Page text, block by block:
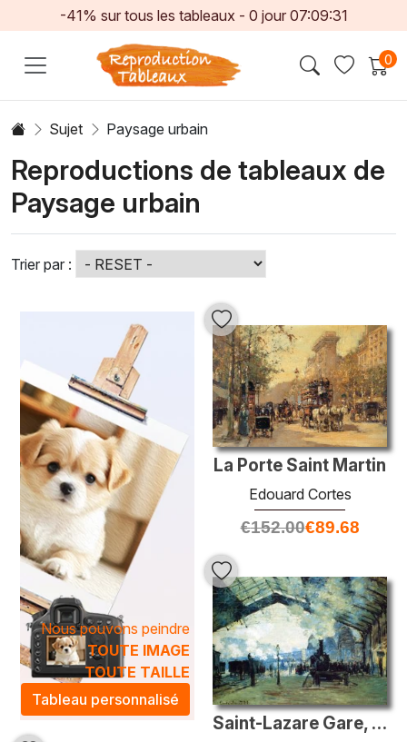
-41% sur tous les tableaux - 0 jour 07:09:29
0
Sujet Paysage urbain
Reproductions de tableaux de
Paysage urbain
Trier par :
Nous pouvons peindre
TOUTE IMAGE
TOUTE TAILLE
Tableau personnalisé
La Porte Saint Martin
Edouard Cortes
€152.00€89.68
Saint-Lazare Gare, Normandy Train